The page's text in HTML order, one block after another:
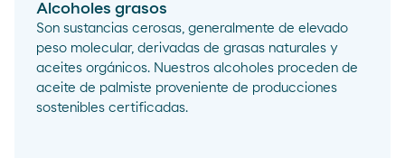
Alcoholes grasos
Son sustancias cerosas, generalmente de elevado
peso molecular, derivadas de grasas naturales y
aceites orgánicos. Nuestros alcoholes proceden de
aceite de palmiste proveniente de producciones
sostenibles certificadas.